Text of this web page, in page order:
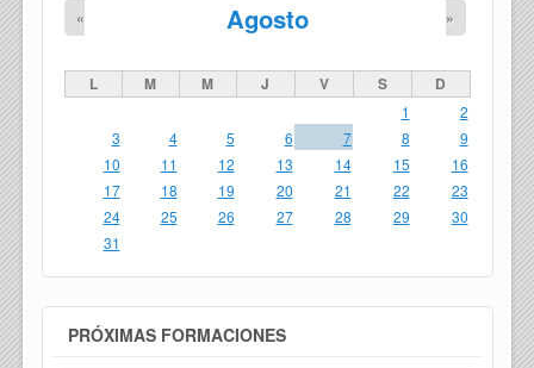
Agosto
« »
L M M J V S D
1
2
3
4 5 6 7 8
9
10
11 12 13 14 15
16
17
18 19 20 21 22
23
24
25 26 27 28 29
30
31
PRÓXIMAS FORMACIONES